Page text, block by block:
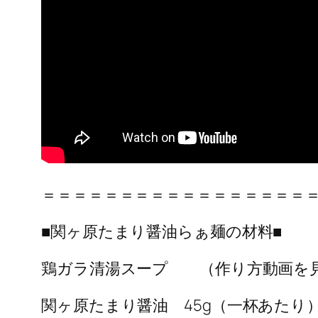
＝＝＝＝＝＝＝＝＝＝＝＝＝＝＝＝＝
■関ヶ原たまり醤油らぁ麺の材料■
鶏ガラ清湯スープ （作り方動画を見
関ヶ原たまり醤油 45g（一杯あたり）